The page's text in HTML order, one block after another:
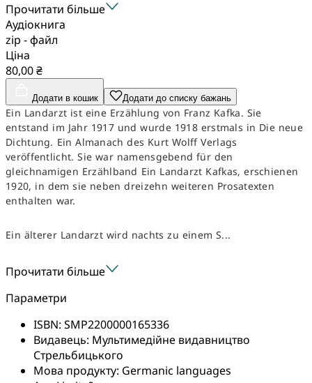
Прочитати більше
Аудіокнига
zip - файл
Ціна
80,00 ₴
Додати в кошик Додати до списку бажань
Ein Landarzt ist eine Erzählung von Franz Kafka. Sie
entstand im Jahr 1917 und wurde 1918 erstmals in Die neue
Dichtung. Ein Almanach des Kurt Wolff Verlags
veröffentlicht. Sie war namensgebend für den
gleichnamigen Erzählband Ein Landarzt Kafkas, erschienen
1920, in dem sie neben dreizehn weiteren Prosatexten
enthalten war.
Ein älterer Landarzt wird nachts zu einem S...
Прочитати більше
Параметри
ISBN: SMP2200000165336
Видавець: Мультимедійне видавництво
Стрельбицького
Мова продукту: Germanic languages